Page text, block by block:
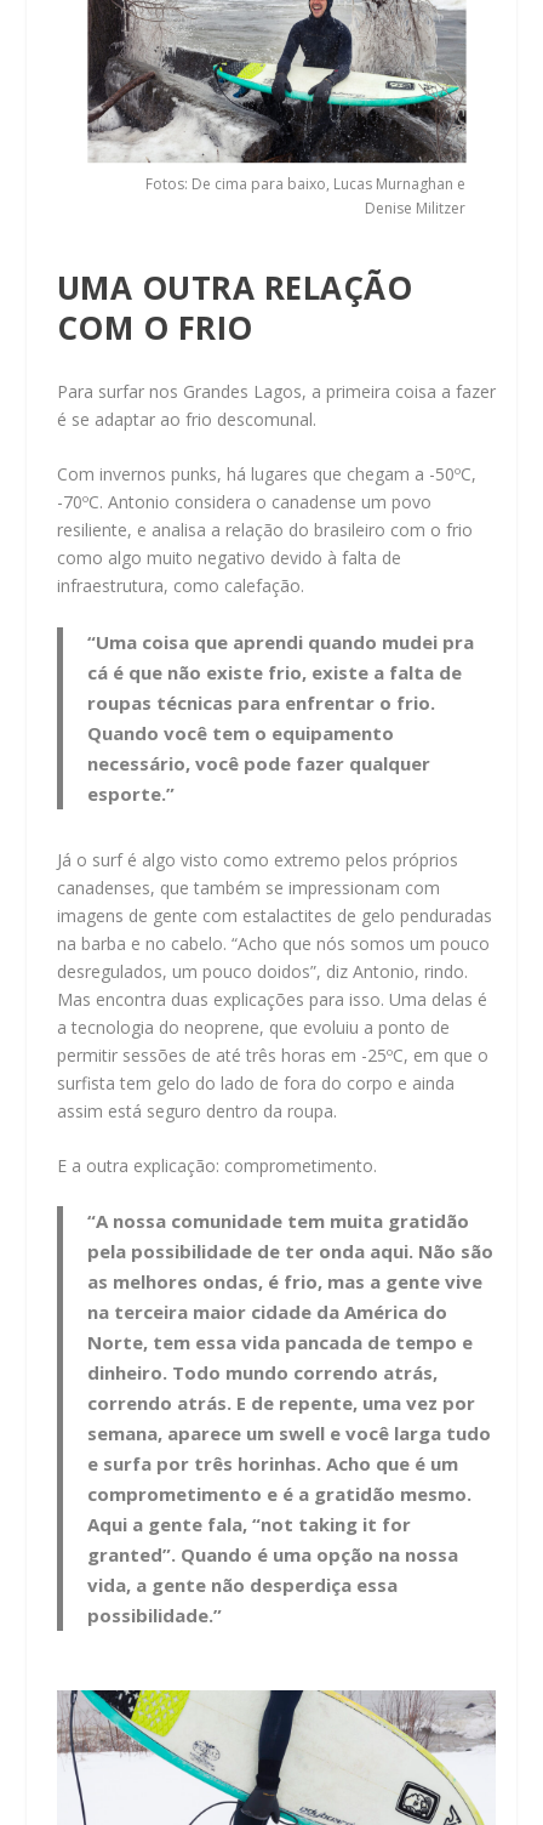
Fotos: De cima para baixo, Lucas Murnaghan e
Denise Militzer
UMA OUTRA RELAÇÃO
COM O FRIO
Para surfar nos Grandes Lagos, a primeira coisa a fazer
é se adaptar ao frio descomunal.
Com invernos punks, há lugares que chegam a -50ºC,
-70ºC. Antonio considera o canadense um povo
resiliente, e analisa a relação do brasileiro com o frio
como algo muito negativo devido à falta de
infraestrutura, como calefação.
“Uma coisa que aprendi quando mudei pra
cá é que não existe frio, existe a falta de
roupas técnicas para enfrentar o frio.
Quando você tem o equipamento
necessário, você pode fazer qualquer
esporte.”
Já o surf é algo visto como extremo pelos próprios
canadenses, que também se impressionam com
imagens de gente com estalactites de gelo penduradas
na barba e no cabelo. “Acho que nós somos um pouco
desregulados, um pouco doidos”, diz Antonio, rindo.
Mas encontra duas explicações para isso. Uma delas é
a tecnologia do neoprene, que evoluiu a ponto de
permitir sessões de até três horas em -25ºC, em que o
surfista tem gelo do lado de fora do corpo e ainda
assim está seguro dentro da roupa.
E a outra explicação: comprometimento.
“A nossa comunidade tem muita gratidão
pela possibilidade de ter onda aqui. Não são
as melhores ondas, é frio, mas a gente vive
na terceira maior cidade da América do
Norte, tem essa vida pancada de tempo e
dinheiro. Todo mundo correndo atrás,
correndo atrás. E de repente, uma vez por
semana, aparece um swell e você larga tudo
e surfa por três horinhas. Acho que é um
comprometimento e é a gratidão mesmo.
Aqui a gente fala, “not taking it for
granted”. Quando é uma opção na nossa
vida, a gente não desperdiça essa
possibilidade.”